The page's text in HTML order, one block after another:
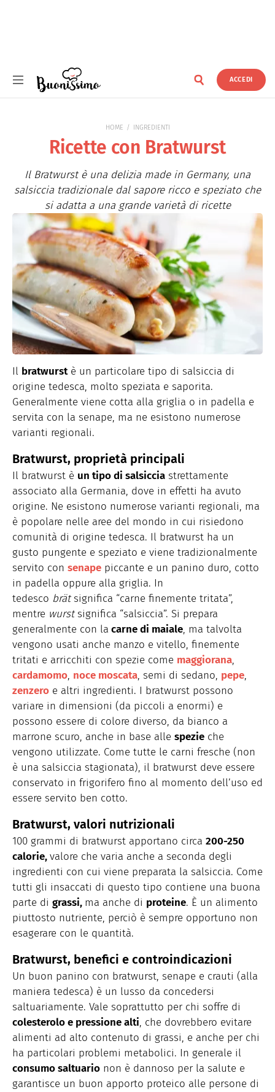
ACCEDI
HOME INGREDIENTI
Ricette con Bratwurst
Il Bratwurst è una delizia made in Germany, una
salsiccia tradizionale dal sapore ricco e speziato che
si adatta a una grande varietà di ricette
Il bratwurstè un particolare tipo di salsiccia di
origine tedesca, molto speziata e saporita.
Generalmente viene cotta alla griglia o in padella e
servita con la senape, ma ne esistono numerose
varianti regionali.
Bratwurst, proprietà principali
Il bratwurst è un tipo di salsiccia strettamente
associato alla Germania, dove in effetti ha avuto
origine. Ne esistono numerose varianti regionali, ma
è popolare nelle aree del mondo in cui risiedono
comunità di origine tedesca. Il bratwurst ha un
gusto pungente e speziato e viene tradizionalmente
servito con senape piccante e un panino duro, cotto
in padella oppure alla griglia. In
tedesco brätsignifica “carne finemente tritata”,
mentre wurstsignifica “salsiccia”. Si prepara
generalmente con la carne di maiale, ma talvolta
vengono usati anche manzo e vitello, finemente
tritati e arricchiti con spezie come maggiorana,
cardamomo, noce moscata, semi di sedano, pepe,
zenzero e altri ingredienti. I bratwurst possono
variare in dimensioni (da piccoli a enormi) e
possono essere di colore diverso, da bianco a
marrone scuro, anche in base alle spezie che
vengono utilizzate. Come tutte le carni fresche (non
è una salsiccia stagionata), il bratwurst deve essere
conservato in frigorifero fino al momento dell’uso ed
essere servito ben cotto.
Bratwurst, valori nutrizionali
100 grammi di bratwurst apportano circa 200-250
calorie,valore che varia anche a seconda degli
ingredienti con cui viene preparata la salsiccia. Come
tutti gli insaccati di questo tipo contiene una buona
parte di grassi, ma anche di proteine. È un alimento
piuttosto nutriente, perciò è sempre opportuno non
esagerare con le quantità.
Bratwurst, benefici e controindicazioni
Un buon panino con bratwurst, senape e crauti (alla
maniera tedesca) è un lusso da concedersi
saltuariamente. Vale soprattutto per chi soffre di
colesterolo e pressione alti, che dovrebbero evitare
alimenti ad alto contenuto di grassi, e anche per chi
ha particolari problemi metabolici. In generale il
consumo saltuario non è dannoso per la salute e
garantisce un buon apporto proteico alle persone di